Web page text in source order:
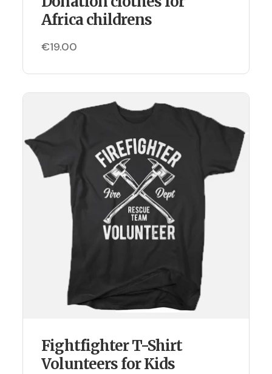
Africa childrens
€19.00
Fightfighter T-Shirt
Volunteers for Kids